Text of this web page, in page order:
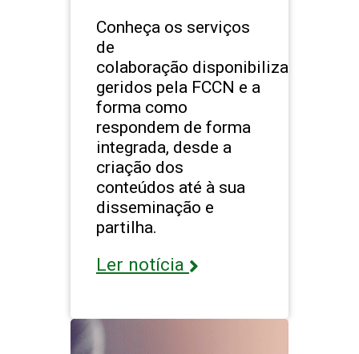
Conheça os serviços
de
colaboração disponibilizados e
geridos pela FCCN e a
forma como
respondem de forma
integrada, desde a
criação dos
conteúdos até à sua
disseminação e
partilha.
Ler notícia